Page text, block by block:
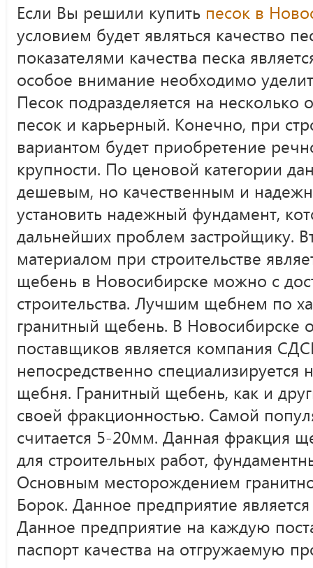
Если Вы решили купить песок в
условием будет являться качество
показателями качества песка
особое внимание необходимо
Песок подразделяется на
песок и карьерный. Конечно, при
вариантом будет приобретение
крупности. По ценовой категории
дешевым, но качественным и
установить надежный фундамент,
дальнейших проблем застройщику.
материалом при строительстве
щебень в Новосибирске можно с
строительства. Лучшим щебнем по
гранитный щебень. В Новосибирске
поставщиков является компания
непосредственно специализируется
щебня. Гранитный щебень, как и
своей фракционностью. Самой
считается 5-20мм. Данная фракция
для строительных работ,
Основным месторождением
Борок. Данное предприятие
Данное предприятие на каждую
паспорт качества на отгружаемую